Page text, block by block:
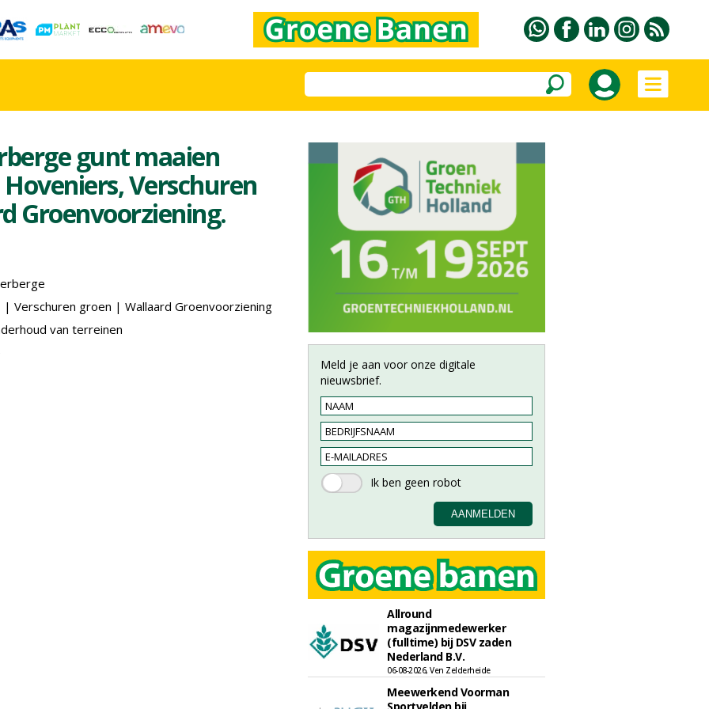
gunt maaien
Verschuren
Groenvoorziening.
| Verschuren groen | Wallaard Groenvoorziening
van terreinen
Meld je aan voor onze digitale
nieuwsbrief.
Allround
magazijnmedewerker
(fulltime) bij DSV zaden
Nederland B.V.
06-08-2026, Ven Zelderheide
Meewerkend Voorman